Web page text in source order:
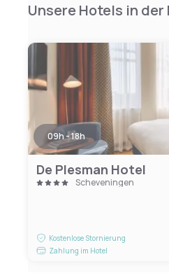
Unsere Hotels in der
09h - 18h
De Plesman Hotel
Scheveningen
Kostenlose Stornierung
Zahlung im Hotel